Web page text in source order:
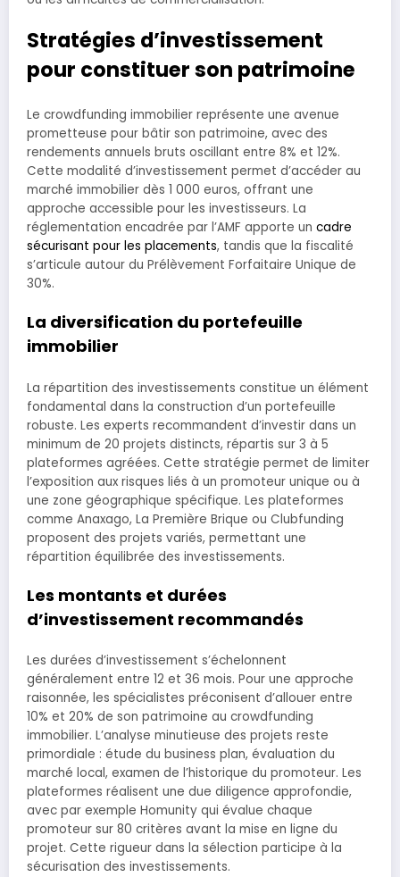
Stratégies d’investissement
pour constituer son patrimoine
Le crowdfunding immobilier représente une avenue
prometteuse pour bâtir son patrimoine, avec des
rendements annuels bruts oscillant entre 8% et 12%.
Cette modalité d’investissement permet d’accéder au
marché immobilier dès 1 000 euros, offrant une
approche accessible pour les investisseurs. La
réglementation encadrée par l’AMF apporte un cadre
sécurisant pour les placements, tandis que la fiscalité
s’articule autour du Prélèvement Forfaitaire Unique de
30%.
La diversification du portefeuille
immobilier
La répartition des investissements constitue un élément
fondamental dans la construction d’un portefeuille
robuste. Les experts recommandent d’investir dans un
minimum de 20 projets distincts, répartis sur 3 à 5
plateformes agréées. Cette stratégie permet de limiter
l’exposition aux risques liés à un promoteur unique ou à
une zone géographique spécifique. Les plateformes
comme Anaxago, La Première Brique ou Clubfunding
proposent des projets variés, permettant une
répartition équilibrée des investissements.
Les montants et durées
d’investissement recommandés
Les durées d’investissement s’échelonnent
généralement entre 12 et 36 mois. Pour une approche
raisonnée, les spécialistes préconisent d’allouer entre
10% et 20% de son patrimoine au crowdfunding
immobilier. L’analyse minutieuse des projets reste
primordiale : étude du business plan, évaluation du
marché local, examen de l’historique du promoteur. Les
plateformes réalisent une due diligence approfondie,
avec par exemple Homunity qui évalue chaque
promoteur sur 80 critères avant la mise en ligne du
projet. Cette rigueur dans la sélection participe à la
sécurisation des investissements.